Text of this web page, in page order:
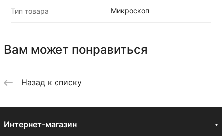
Тип товара Микроскоп
Вам может понравиться
Назад к списку
Интернет-магазин